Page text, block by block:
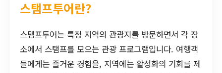
스탬프투어란?
스탬프투어는 특정 지역의 관광지를 방문하면서 각 장
소에서 스탬프를 모으는 관광 프로그램입니다. 여행객
들에게는 즐거운 경험을, 지역에는 활성화의 기회를 제